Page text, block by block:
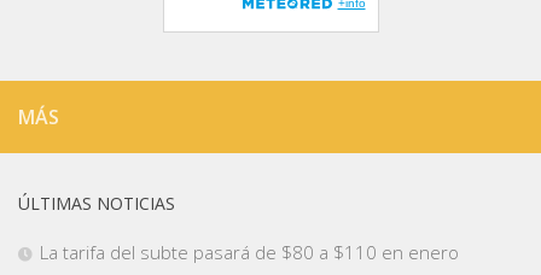
MÁS
ÚLTIMAS NOTICIAS
La tarifa del subte pasará de $80 a $110 en enero